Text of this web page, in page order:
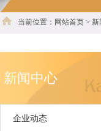
当前位置：网站首页 >
新闻中心
企业动态